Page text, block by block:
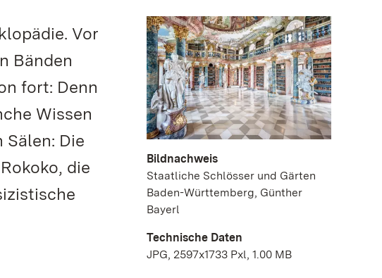
Vor
Bänden
fort: Denn
Wissen
Die
die
Bildnachweis
Staatliche Schlösser und Gärten
Baden-Württemberg, Günther
Bayerl
Technische Daten
JPG, 2597x1733 Pxl, 1.00 MB